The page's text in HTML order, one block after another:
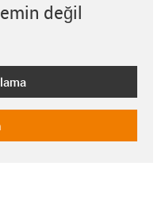
değil